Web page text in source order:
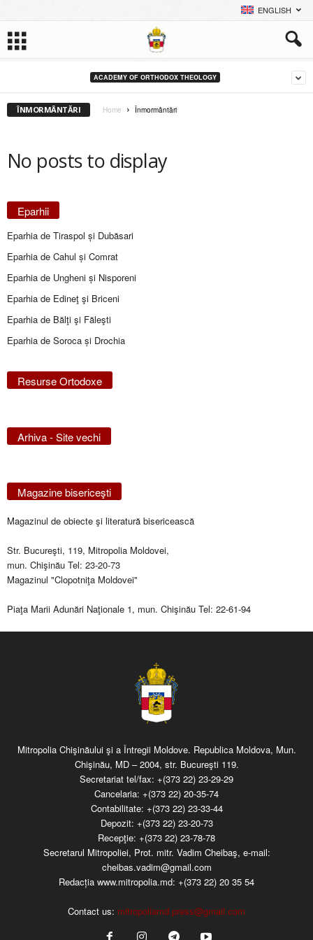
ENGLISH
ACADEMY OF ORTHODOX THEOLOGY
ÎNMORMÂNTĂRI Home Înmormântări
No posts to display
Eparhii
Eparhia de Tiraspol și Dubăsari
Eparhia de Cahul și Comrat
Eparhia de Ungheni și Nisporeni
Eparhia de Edineţ şi Briceni
Eparhia de Bălţi şi Făleşti
Eparhia de Soroca și Drochia
Resurse Ortodoxe
Arhiva - Site vechi
Magazine bisericeşti
Magazinul de obiecte şi literatură bisericească
Str. Bucureşti, 119, Mitropolia Moldovei,
mun. Chişinău Tel: 23-20-73
Magazinul "Clopotniţa Moldovei"
Piaţa Marii Adunări Naţionale 1, mun. Chişinău Tel: 22-61-94
Mitropolia Chişinăului şi a Întregii Moldove. Republica Moldova, Mun.
Chişinău, MD – 2004, str. Bucureşti 119.
Secretariat tel/fax: +(373 22) 23-29-29
Cancelaria: +(373 22) 20-35-74
Contabilitate: +(373 22) 23-33-44
Depozit: +(373 22) 23-20-73
Recepţie: +(373 22) 23-78-78
Secretarul Mitropoliei, Prot. mitr. Vadim Cheibaş, e-mail:
cheibas.vadim@gmail.com
Redacția www.mitropolia.md: +(373 22) 20 35 54
Contact us: mitropoliamd.press@gmail.com